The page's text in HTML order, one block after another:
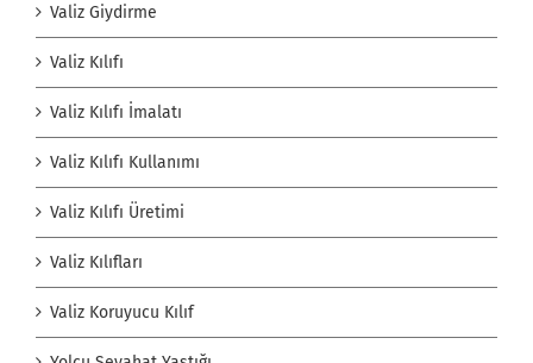
Valiz Giydirme
Valiz Kılıfı
Valiz Kılıfı İmalatı
Valiz Kılıfı Kullanımı
Valiz Kılıfı Üretimi
Valiz Kılıfları
Valiz Koruyucu Kılıf